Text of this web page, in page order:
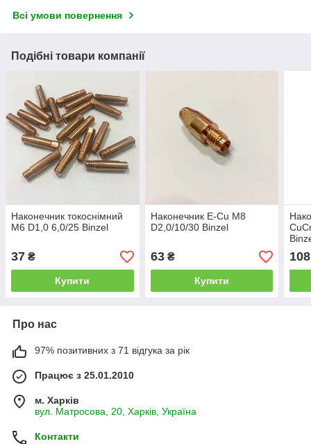
Всі умови повернення
Подібні товари компанії
Наконечник токоснімний
М6 D1,0 6,0/25 Binzel
37 ₴
Купити
Наконечник E-Cu М8
D2,0/10/30 Binzel
63₴
Купити
108
Про нас
97% позитивних з 71 відгука за рік
Працює з 25.01.2010
м. Харків
вул. Матросова, 20, Харків, Україна
Контакти